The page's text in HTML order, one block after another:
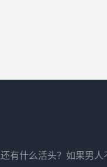
有什么活头？如果男